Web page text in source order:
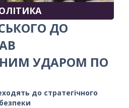
ДО
УДАРОМ ПО
до стратегічного